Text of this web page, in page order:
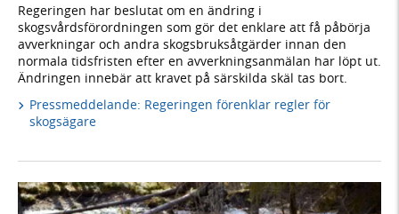
Regeringen har beslutat om en ändring i
skogsvårdsförordningen som gör det enklare att få påbörja
avverkningar och andra skogsbruksåtgärder innan den
normala tidsfristen efter en avverkningsanmälan har löpt ut.
Ändringen innebär att kravet på särskilda skäl tas bort.
Pressmeddelande: Regeringen förenklar regler för
skogsägare